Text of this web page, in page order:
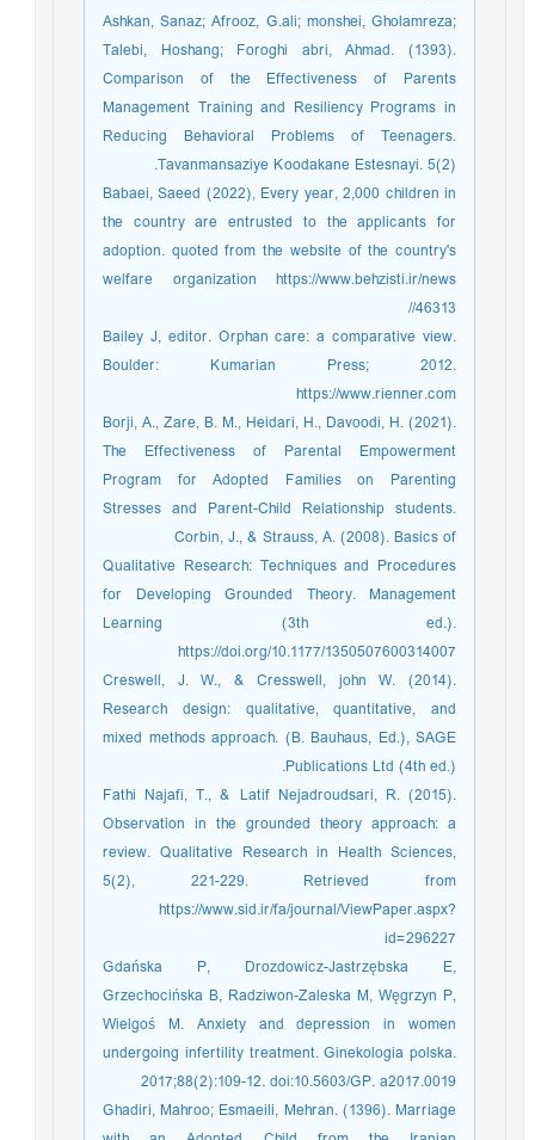
Ashkan, Sanaz; Afrooz, G.ali; monshei, Gholamreza;
Talebi, Hoshang; Foroghi abri, Ahmad. (1393).
Comparison of the Effectiveness of Parents
Management Training and Resiliency Programs in
Reducing Behavioral Problems of Teenagers.
Tavanmansaziye Koodakane Estesnayi. 5(2).
Babaei, Saeed (2022), Every year, 2,000 children in
the country are entrusted to the applicants for
adoption. quoted from the website of the country's
welfare organization https://www.behzisti.ir/news
/46313/
Bailey J, editor. Orphan care: a comparative view.
Boulder: Kumarian Press; 2012.
https://www.rienner.com
Borji, A., Zare, B. M., Heidari, H., Davoodi, H. (2021).
The Effectiveness of Parental Empowerment
Program for Adopted Families on Parenting
Stresses and Parent-Child Relationship students.
Corbin, J., & Strauss, A. (2008). Basics of
Qualitative Research: Techniques and Procedures
for Developing Grounded Theory. Management
Learning (3th ed.).
https://doi.org/10.1177/1350507600314007
Creswell, J. W., & Cresswell, john W. (2014).
Research design: qualitative, quantitative, and
mixed methods approach. (B. Bauhaus, Ed.), SAGE
Publications Ltd (4th ed.).
Fathi Najafi, T., & Latif Nejadroudsari, R. (2015).
Observation in the grounded theory approach: a
review. Qualitative Research in Health Sciences,
5(2), 221-229. Retrieved from
https://www.sid.ir/fa/journal/ViewPaper.aspx?
id=296227
Gdańska P, Drozdowicz-Jastrzębska E,
Grzechocińska B, Radziwon-Zaleska M, Węgrzyn P,
Wielgoś M. Anxiety and depression in women
undergoing infertility treatment. Ginekologia polska.
2017;88(2):109-12. doi:10.5603/GP. a2017.0019
Ghadiri, Mahroo; Esmaeili, Mehran. (1396). Marriage